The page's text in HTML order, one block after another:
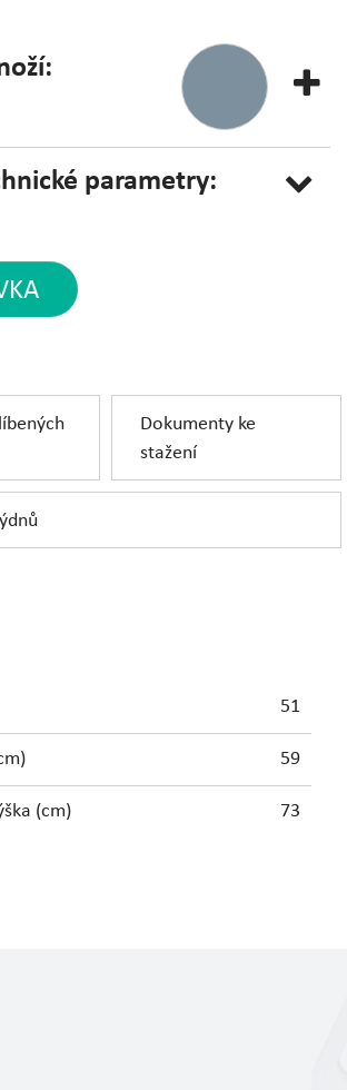
parametry:
Dokumenty ke
stažení
51
59
(cm) 73